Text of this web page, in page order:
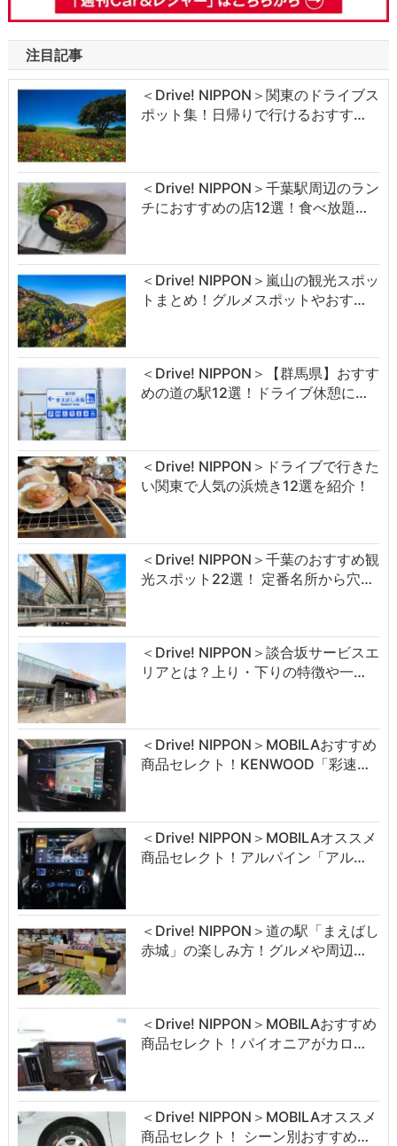
注目記事
＜Drive! NIPPON＞関東のドライブス
ポット集！日帰りで行けるおすす…
＜Drive! NIPPON＞千葉駅周辺のラン
チにおすすめの店12選！食べ放題…
＜Drive! NIPPON＞嵐山の観光スポッ
トまとめ！グルメスポットやおす…
＜Drive! NIPPON＞【群馬県】おすす
めの道の駅12選！ドライブ休憩に…
＜Drive! NIPPON＞ドライブで行きた
い関東で人気の浜焼き12選を紹介！
＜Drive! NIPPON＞千葉のおすすめ観
光スポット22選！ 定番名所から穴…
＜Drive! NIPPON＞談合坂サービスエ
リアとは？上り・下りの特徴や一…
＜Drive! NIPPON＞MOBILAおすすめ
商品セレクト！KENWOOD「彩速…
＜Drive! NIPPON＞MOBILAオススメ
商品セレクト！アルパイン「アル…
＜Drive! NIPPON＞道の駅「まえばし
赤城」の楽しみ方！グルメや周辺…
＜Drive! NIPPON＞MOBILAおすすめ
商品セレクト！パイオニアがカロ…
＜Drive! NIPPON＞MOBILAオススメ
商品セレクト！ シーン別おすすめ…